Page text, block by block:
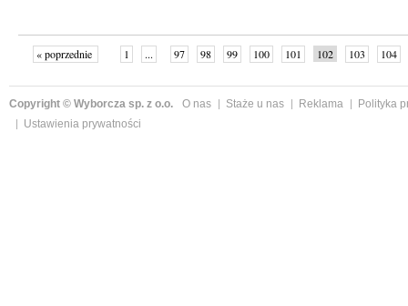
« poprzednie 1 ... 97 98 99 100 101 102 103 104
Copyright © Wyborcza sp. z o.o. O nas Staże u nas Reklama
Polityka
Ustawienia prywatności